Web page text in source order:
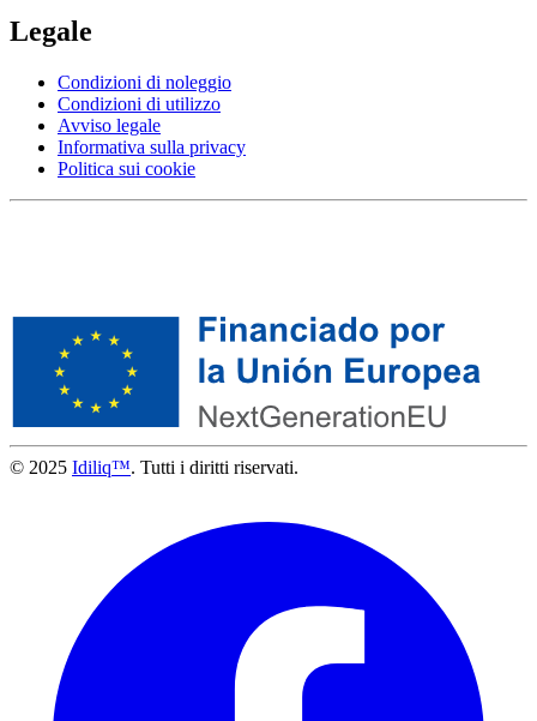
Legale
Condizioni di noleggio
Condizioni di utilizzo
Avviso legale
Informativa sulla privacy
Politica sui cookie
© 2025 Idiliq™. Tutti i diritti riservati.